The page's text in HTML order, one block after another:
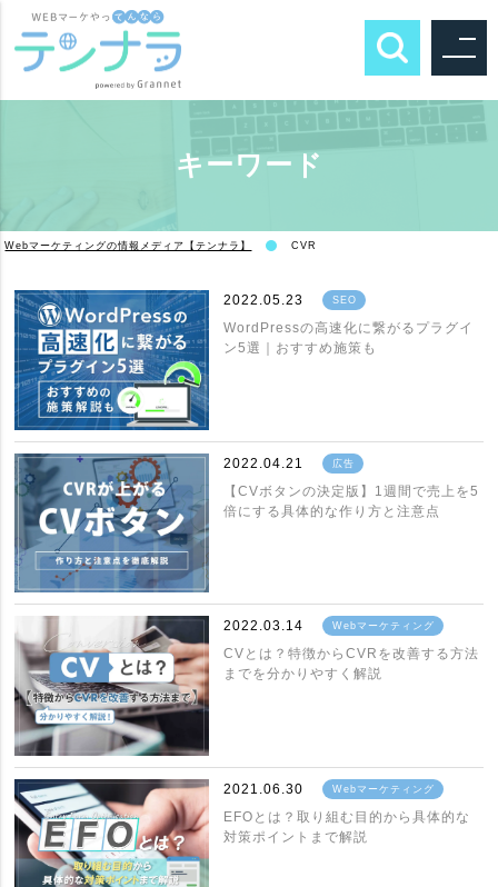
キーワード
Webマーケティングの情報メディア【テンナラ】 CVR
2022.05.23 SEO
WordPressの高速化に繋がるプラグイ
ン5選｜おすすめ施策も
2022.04.21 広告
【CVボタンの決定版】1週間で売上を5
倍にする具体的な作り方と注意点
2022.03.14 Webマーケティング
CVとは？特徴からCVRを改善する方法
までを分かりやすく解説
2021.06.30 Webマーケティング
EFOとは？取り組む目的から具体的な
対策ポイントまで解説